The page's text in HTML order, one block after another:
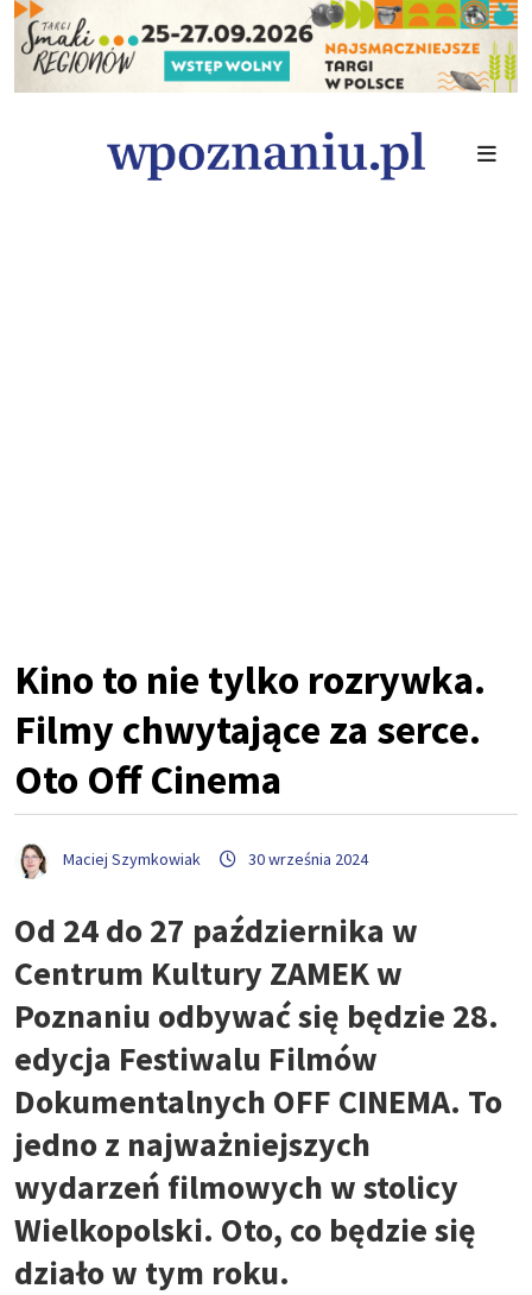
Kino to nie tylko rozrywka.
Filmy chwytające za serce.
Oto Off Cinema
Maciej Szymkowiak 30 września 2024
Od 24 do 27 października w
Centrum Kultury ZAMEK w
Poznaniu odbywać się będzie 28.
edycja Festiwalu Filmów
Dokumentalnych OFF CINEMA. To
jedno z najważniejszych
wydarzeń filmowych w stolicy
Wielkopolski. Oto, co będzie się
działo w tym roku.